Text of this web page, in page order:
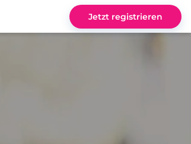
Jetzt registrieren